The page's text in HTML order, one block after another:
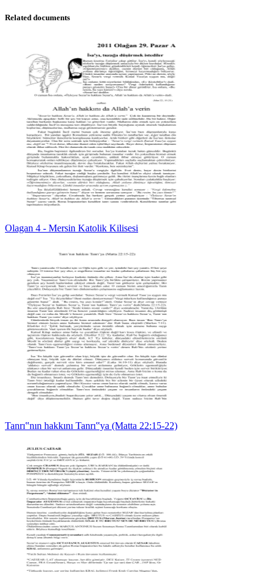
Related documents
Olagan 4 - Mersin Katolik Kilisesi
Tanrı‟nın hakkını Tanrı‟ya (Matta 22:15-22)